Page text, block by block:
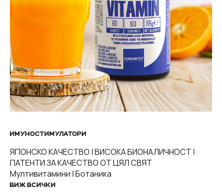
ИМУНОСТИМУЛАТОРИ
ЯПОНСКО КАЧЕСТВО | ВИСОКА БИОНАЛИЧНОСТ |
ПАТЕНТИ ЗА КАЧЕСТВО ОТ ЦЯЛ СВЯТ
Мултивитамини | Ботаника
ВИЖ ВСИЧКИ